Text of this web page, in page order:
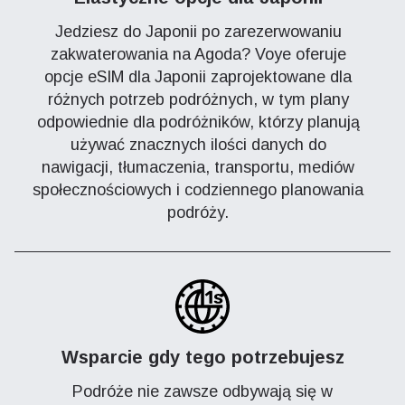
Jedziesz do Japonii po zarezerwowaniu
zakwaterowania na Agoda? Voye oferuje
opcje eSIM dla Japonii zaprojektowane dla
różnych potrzeb podróżnych, w tym plany
odpowiednie dla podróżników, którzy planują
używać znacznych ilości danych do
nawigacji, tłumaczenia, transportu, mediów
społecznościowych i codziennego planowania
podróży.
Wsparcie gdy tego potrzebujesz
Podróże nie zawsze odbywają się w